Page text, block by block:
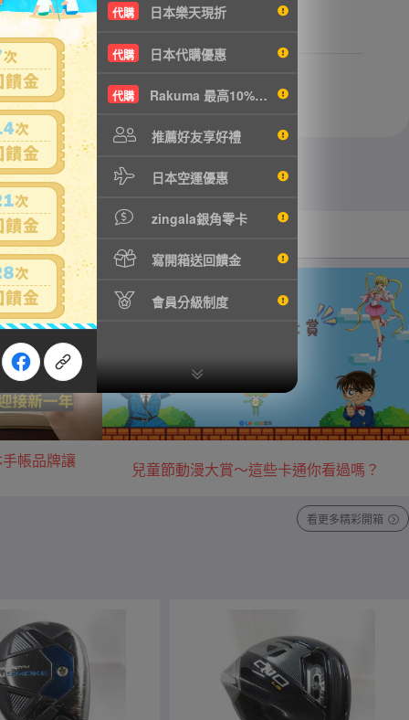
代購 日本樂天現折
代購 日本代購優惠
代購 Rakuma 最高10%現折
推薦好友享好禮
日本空運優惠
zingala銀角零卡
寫開箱送回饋金
會員分級制度
6067円 NT1312
機車用品
帳品牌讓 兒童節動漫大賞～這些卡通你看過嗎？
看更多精彩開箱